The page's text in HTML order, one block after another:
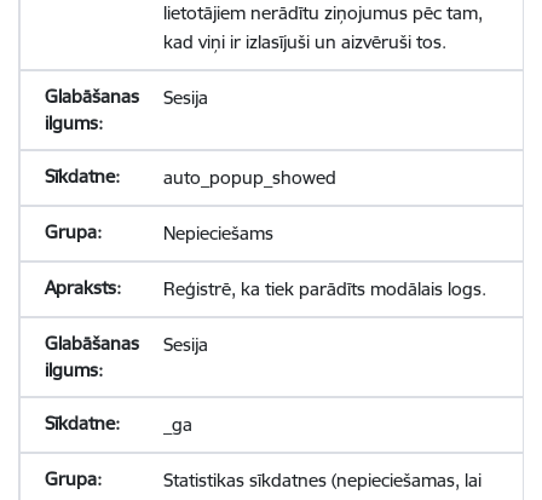
lietotājiem nerādītu ziņojumus pēc tam,
kad viņi ir izlasījuši un aizvēruši tos.
Sesija
auto_popup_showed
Nepieciešams
Reģistrē, ka tiek parādīts modālais logs.
Sesija
_ga
Statistikas sīkdatnes (nepieciešamas, lai